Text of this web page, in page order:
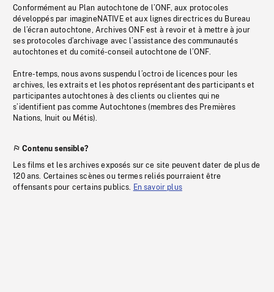
Conformément au Plan autochtone de l’ONF, aux protocoles
développés par imagineNATIVE et aux lignes directrices du Bureau
de l’écran autochtone, Archives ONF est à revoir et à mettre à jour
ses protocoles d’archivage avec l’assistance des communautés
autochtones et du comité-conseil autochtone de l’ONF.
Entre-temps, nous avons suspendu l’octroi de licences pour les
archives, les extraits et les photos représentant des participants et
participantes autochtones à des clients ou clientes qui ne
s’identifient pas comme Autochtones (membres des Premières
Nations, Inuit ou Métis).
Contenu sensible?
Les films et les archives exposés sur ce site peuvent dater de plus de
120 ans. Certaines scènes ou termes reliés pourraient être
offensants pour certains publics. En savoir plus